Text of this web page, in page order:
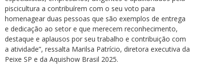
piscicultura a contribuírem com o seu voto para
homenagear duas pessoas que são exemplos de entrega
e dedicação ao setor e que merecem reconhecimento,
destaque e aplausos por seu trabalho e contribuição com
a atividade”, ressalta Marilsa Patrício, diretora executiva da
Peixe SP e da Aquishow Brasil 2025.